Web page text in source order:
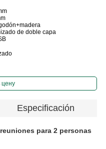
de doble capa
цену
Especificación
para 2 personas